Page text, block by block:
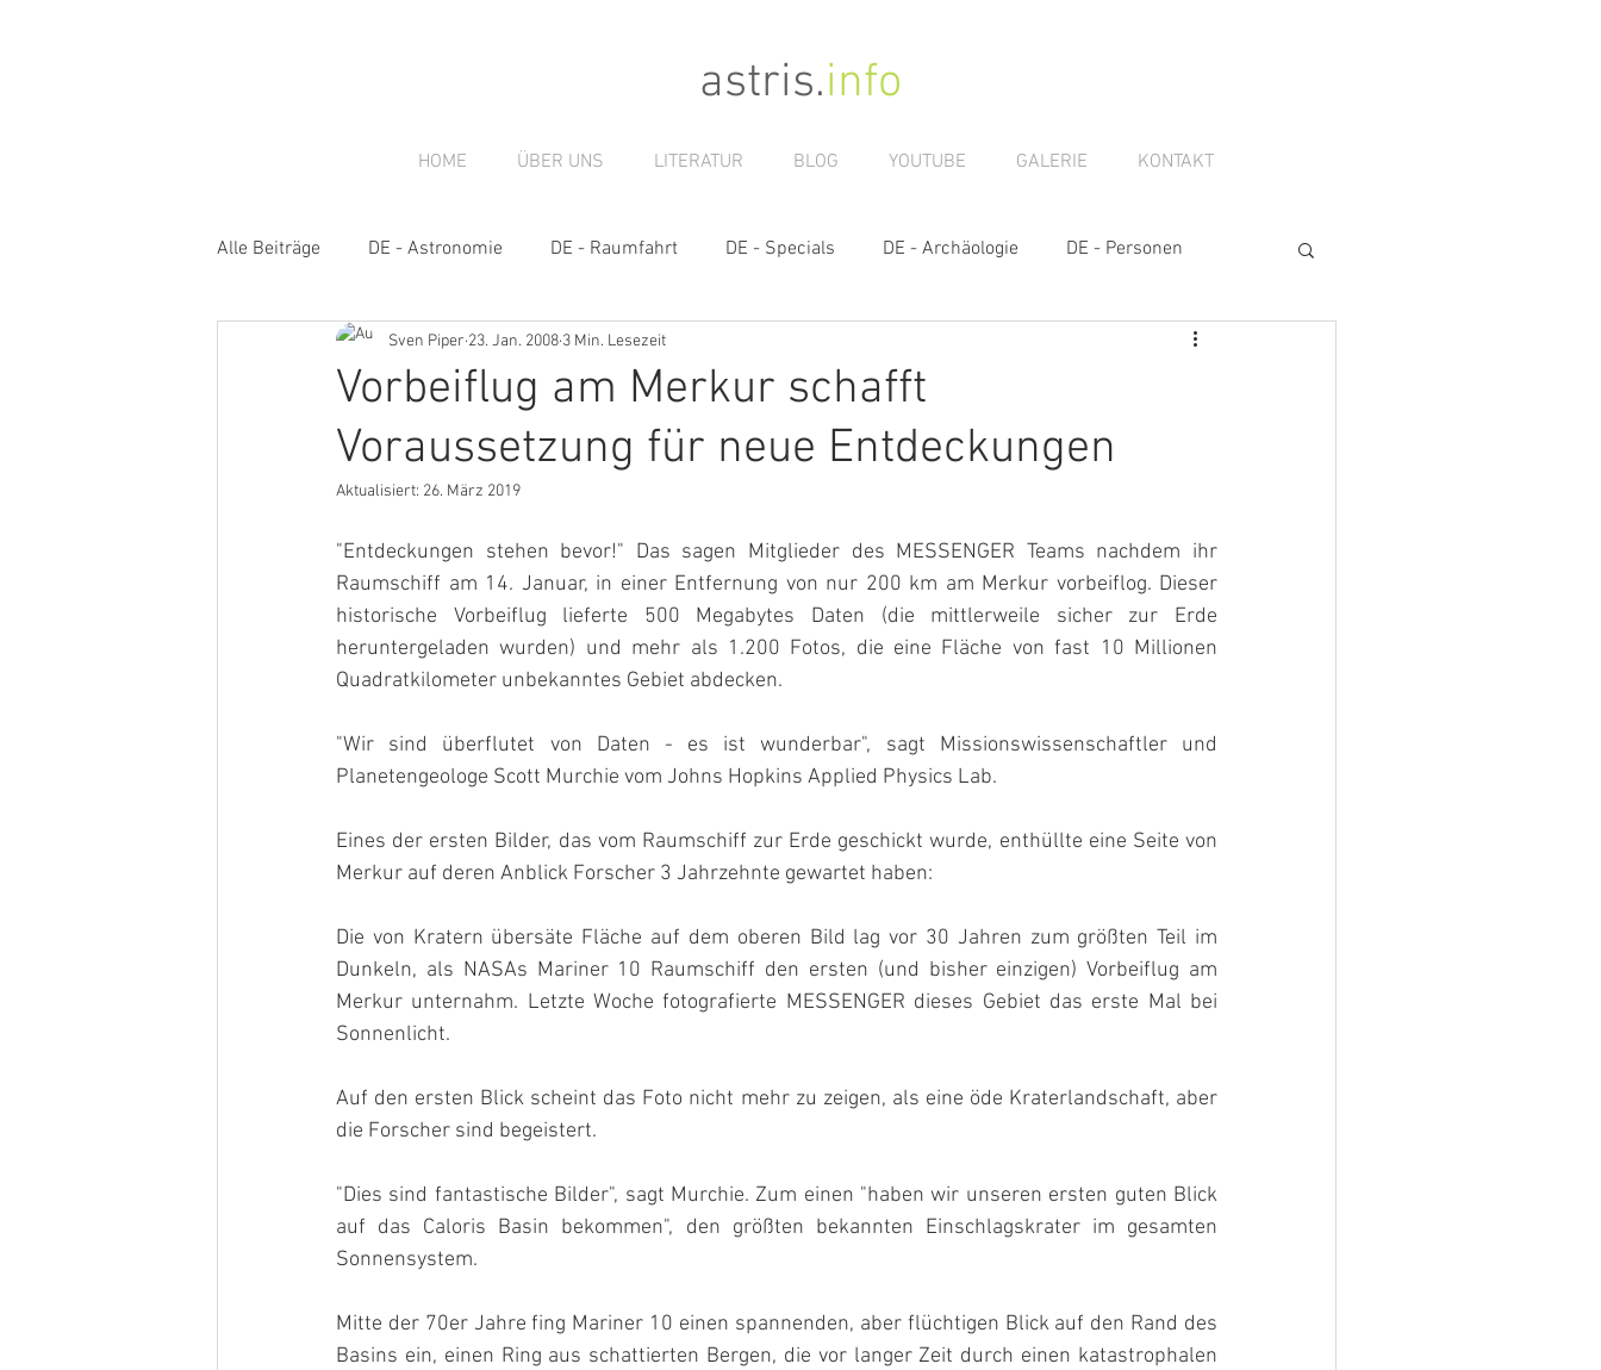
astris.info
HOME ÜBER UNS LITERATUR BLOG YOUTUBE GALERIE KONTAKT
Alle Beiträge DE - Astronomie DE - Raumfahrt DE - Specials DE - Archäologie DE - Personen
DE - Gastbeiträge DE - News
Vorbeiflug am Merkur schafft
Voraussetzung für neue Entdeckungen
Sven Piper 23. Jan. 2008 3 Min. Lesezeit
Aktualisiert: 26. März 2019
"Entdeckungen stehen bevor!" Das sagen Mitglieder des MESSENGER Teams nachdem ihr
Raumschiff am 14. Januar, in einer Entfernung von nur 200 km am Merkur vorbeiflog. Dieser
historische Vorbeiflug lieferte 500 Megabytes Daten (die mittlerweile sicher zur Erde
heruntergeladen wurden) und mehr als 1.200 Fotos, die eine Fläche von fast 10 Millionen
Quadratkilometer unbekanntes Gebiet abdecken.
"Wir sind überflutet von Daten - es ist wunderbar", sagt Missionswissenschaftler und
Planetengeologe Scott Murchie vom Johns Hopkins Applied Physics Lab.
Eines der ersten Bilder, das vom Raumschiff zur Erde geschickt wurde, enthüllte eine Seite von
Merkur auf deren Anblick Forscher 3 Jahrzehnte gewartet haben:
Die von Kratern übersäte Fläche auf dem oberen Bild lag vor 30 Jahren zum größten Teil im
Dunkeln, als NASAs Mariner 10 Raumschiff den ersten (und bisher einzigen) Vorbeiflug am
Merkur unternahm. Letzte Woche fotografierte MESSENGER dieses Gebiet das erste Mal bei
Sonnenlicht.
Auf den ersten Blick scheint das Foto nicht mehr zu zeigen, als eine öde Kraterlandschaft, aber
die Forscher sind begeistert.
"Dies sind fantastische Bilder", sagt Murchie. Zum einen "haben wir unseren ersten guten Blick
auf das Caloris Basin bekommen", den größten bekannten Einschlagskrater im gesamten
Sonnensystem.
Mitte der 70er Jahre fing Mariner 10 einen spannenden, aber flüchtigen Blick auf den Rand des
Basins ein, einen Ring aus schattierten Bergen, die vor langer Zeit durch einen katastrophalen